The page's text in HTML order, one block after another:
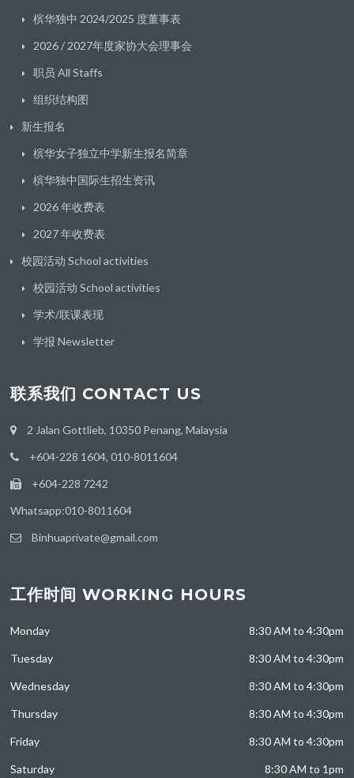
槟华独中 2024/2025 度董事表
2026 / 2027年度家协大会理事会
职员 All Staffs
组织结构图
新生报名
槟华女子独立中学新生报名简章
槟华独中国际生招生资讯
2026 年收费表
2027 年收费表
校园活动 School activities
校园活动 School activities
学术/联课表现
学报 Newsletter
联系我们 CONTACT US
2 Jalan Gottlieb, 10350 Penang, Malaysia
+604-228 1604, 010-8011604
+604-228 7242
Whatsapp:010-8011604
Binhuaprivate@gmail.com
工作时间 WORKING HOURS
Monday 8:30 AM to 4:30pm
Tuesday 8:30 AM to 4:30pm
Wednesday 8:30 AM to 4:30pm
Thursday 8:30 AM to 4:30pm
Friday 8:30 AM to 4:30pm
Saturday 8:30 AM to 1pm